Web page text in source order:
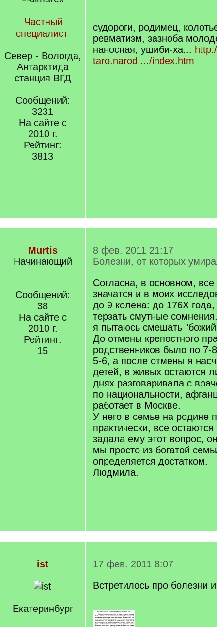
Частный
специалист
Север - Вологда,
Антарктида
станция ВГД
Сообщений:
3231
На сайте с
2010 г.
Рейтинг:
3813
судороги, родимец,
ревматизм, зазноба
наносная, ушиби-ха...
taro.narod..../index.htm
Murtis
Начинающий
Сообщений:
38
На сайте с
2010 г.
Рейтинг:
15
8 фев. 2011 21:17
Болезни, от которых
Согласна, в основном, все
значатся и в моих
до 9 колена: до 176Х
терзать смутные
я пытаюсь смешать
До отмены крепостного
родственников было по 7-
5-6, а после отмены я
детей, в живых остаются
днях разговаривала с
по национальности,
работает в Москве.
У него в семье на родине
практически, все
задала ему этот вопрос,
мы просто из богатой
определяется достатком.
Людмила.
ist
Екатеринбург
17 фев. 2011 8:07
Встретилось про болезни